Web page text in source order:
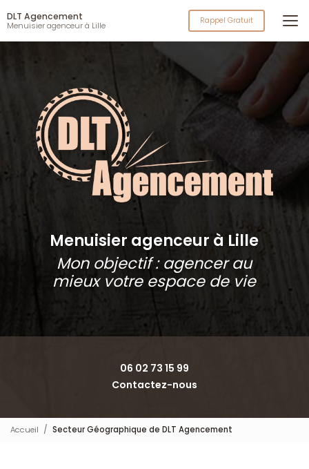
au
contenu
principal
DLT Agencement
Menuisier agenceur à Lille Rappel Gratuit
Menuisier agenceur à Lille
Mon objectif : agencer au
mieux votre espace de vie
06 02 73 15 99
Contactez-nous
Accueil Secteur Géographique de DLT Agencement